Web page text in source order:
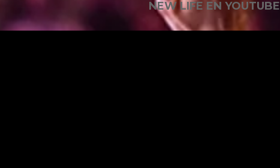
NEW LIFE EN YOUTUBE